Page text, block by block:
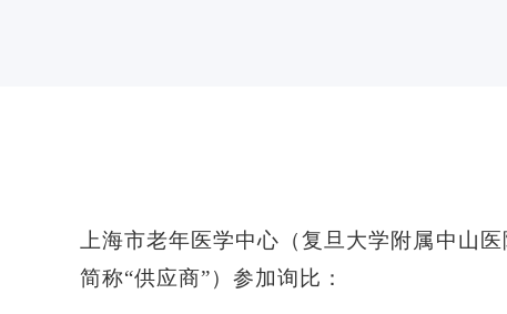
常见问题
上海市老年医学中心（复旦大学附属中山医
简称“供应商”）参加询比：